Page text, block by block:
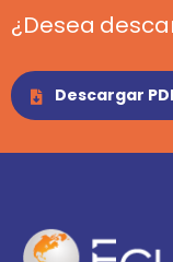
¿Desea
Descargar